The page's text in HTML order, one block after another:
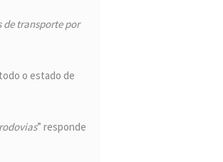
de transporte por
o estado de
” responde